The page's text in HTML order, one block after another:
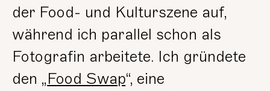
der Food- und Kulturszene auf,
während ich parallel schon als
Fotografin arbeitete. Ich gründete
den „Food Swap“, eine